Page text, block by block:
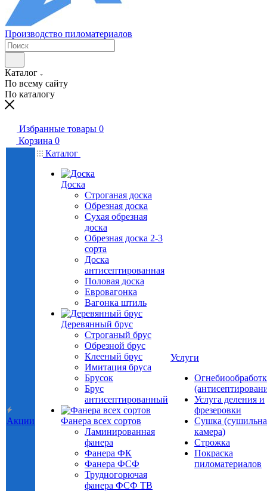
Производство пиломатериалов
Каталог
По всему сайту
По каталогу
Избранные товары 0
Корзина 0
Акции
Каталог
Доска
Строганая доска
Обрезная доска
Сухая обрезная
доска
Обрезная доска 2-3
сорта
Доска
антисептированная
Половая доска
Евровагонка
Вагонка штиль
Деревянный брус
Строганый брус
Обрезной брус
Клееный брус
Имитация бруса
Брусок
Брус
антисептированный
Фанера всех сортов
Ламинированная
фанера
Фанера ФК
Фанера ФСФ
Трудногорючая
фанера ФСФ ТВ
Услуги
Услуга деления и
фрезеровки
Сушка
камера)
Строжка
Покраска
пиломатериалов